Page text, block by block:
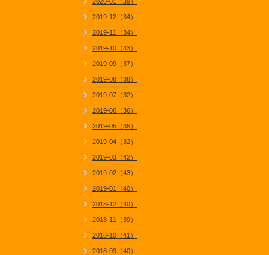
2019-12（34）
2019-11（34）
2019-10（43）
2019-09（37）
2019-08（38）
2019-07（32）
2019-06（36）
2019-05（35）
2019-04（32）
2019-03（42）
2019-02（43）
2019-01（40）
2018-12（40）
2018-11（39）
2018-10（41）
2018-09（40）